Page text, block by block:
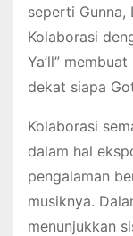
seperti Gunna,
Kolaborasi
Ya’ll”
dekat siapa
Kolaborasi
dalam hal
pengalaman
musiknya.
menunjukkan